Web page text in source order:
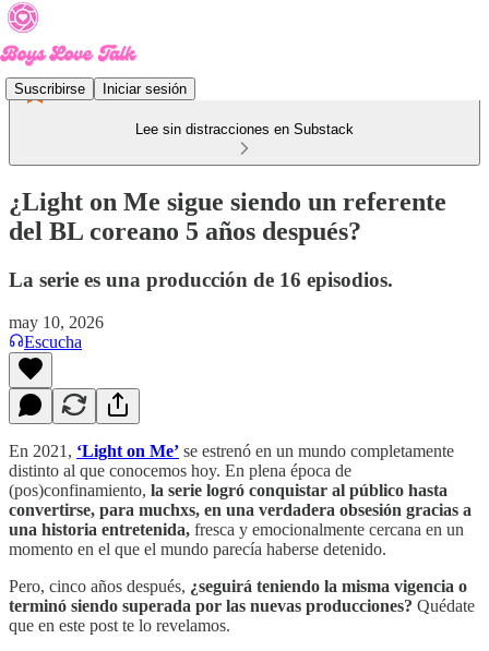
Suscribirse Iniciar sesión
Lee sin distracciones en Substack
¿Light on Me sigue siendo un referente
del BL coreano 5 años después?
La serie es una producción de 16 episodios.
may 10, 2026
Escucha
En 2021, ‘Light on Me’ se estrenó en un mundo completamente
distinto al que conocemos hoy. En plena época de
(pos)confinamiento, la serie logró conquistar al público hasta
convertirse, para muchxs, en una verdadera obsesión gracias a
una historia entretenida, fresca y emocionalmente cercana en un
momento en el que el mundo parecía haberse detenido.
Pero, cinco años después, ¿seguirá teniendo la misma vigencia o
terminó siendo superada por las nuevas producciones? Quédate
que en este post te lo revelamos.